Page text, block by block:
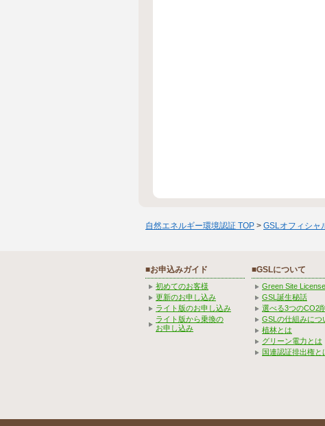
自然エネルギー環境認証 TOP > GSLオフィシャ
■お申込みガイド
初めてのお客様
更新のお申し込み
ライト版のお申し込み
ライト版から乗換の
お申し込み
■GSLについて
Green Site
GSL誕生秘話
選べる3つのCO2
GSLの仕組みにつ
植林とは
グリーン電力とは
国連認証排出権と